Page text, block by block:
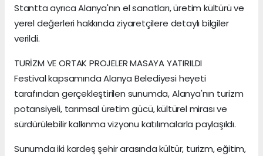
Stantta ayrıca Alanya'nın el sanatları, üretim kültürü ve
yerel değerleri hakkında ziyaretçilere detaylı bilgiler
verildi.
TURİZM VE ORTAK PROJELER MASAYA YATIRILDI
Festival kapsamında Alanya Belediyesi heyeti
tarafından gerçekleştirilen sunumda, Alanya'nın turizm
potansiyeli, tarımsal üretim gücü, kültürel mirası ve
sürdürülebilir kalkınma vizyonu katılımcılarla paylaşıldı.
Sunumda iki kardeş şehir arasında kültür, turizm, eğitim,